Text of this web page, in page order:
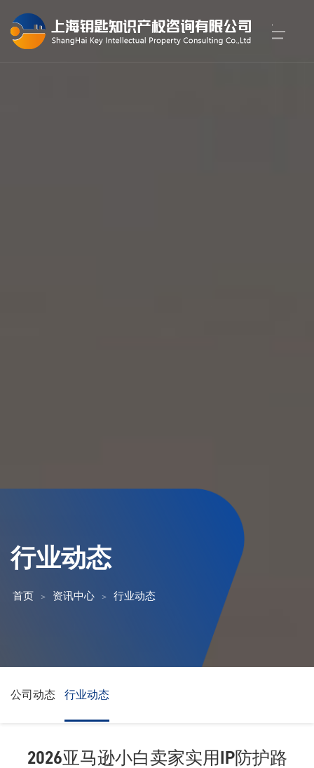
行业动态
首页 > 资讯中心 > 行业动态
公司动态 行业动态
公司动态 行业动态
2026亚马逊小白卖家实用IP防护路